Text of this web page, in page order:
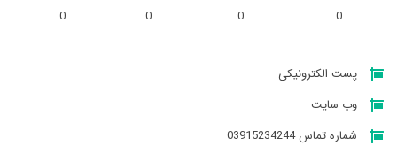
0
0
0
0
پست الکترونیکی
وب سایت
شماره تماس 03915234244